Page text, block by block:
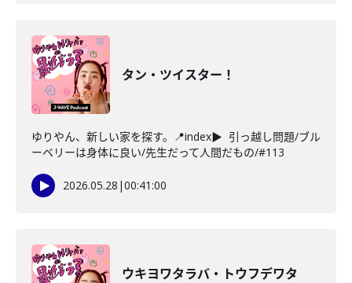
タン・ツイスター！
ゆりやん、新しい家を探す。📍index▶ 引っ越し問題/ブル
ーベリーは身体に良い/先生だって人間だもの/#113
2026.05.28 |00:41:00
ウキヨワタラバ・トウフデワタ